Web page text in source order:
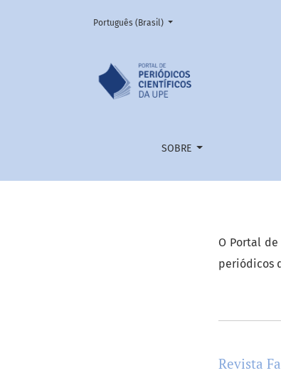
Portal de Periódicos
SOBRE
Mudar o idioma. O atual é:
Português (Brasil)
O Portal
periódicos
Revista